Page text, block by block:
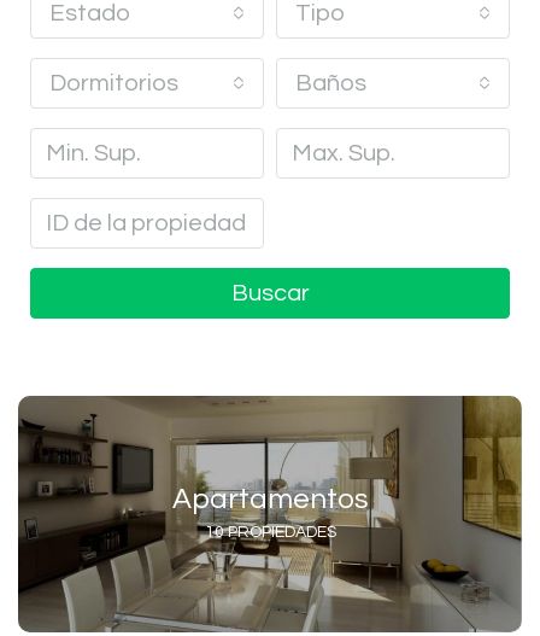
Estado Tipo
Dormitorios Baños
Buscar
Apartamentos
10 PROPIEDADES